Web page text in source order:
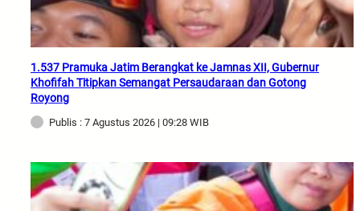
1.537 Pramuka Jatim Berangkat ke Jamnas XII, Gubernur
Khofifah Titipkan Semangat Persaudaraan dan Gotong
Royong
Publis : 7 Agustus 2026 | 09:28 WIB